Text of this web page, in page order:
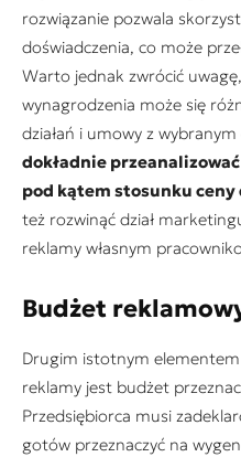
rozwiązanie pozwala
doświadczenia, co może
Warto jednak zwrócić
wynagrodzenia może się
działań i umowy z
dokładnie
pod kątem stosunku ceny
też rozwinąć dział
reklamy własnym
Budżet
Drugim istotnym elementem
reklamy jest budżet
Przedsiębiorca musi
gotów przeznaczyć na